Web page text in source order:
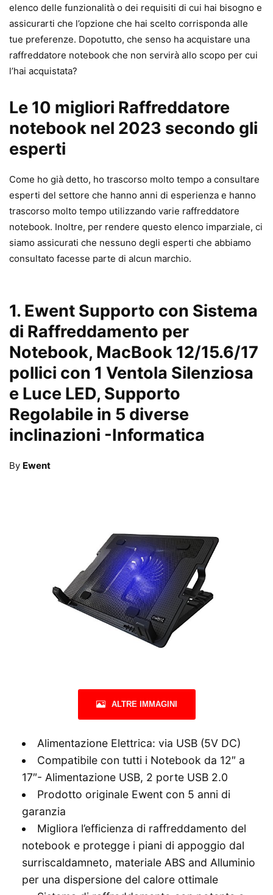
elenco delle funzionalità o dei requisiti di cui hai bisogno e
assicurarti che l’opzione che hai scelto corrisponda alle
tue preferenze. Dopotutto, che senso ha acquistare una
raffreddatore notebook che non servirà allo scopo per cui
l’hai acquistata?
Le 10 migliori Raffreddatore
notebook nel 2023 secondo gli
esperti
Come ho già detto, ho trascorso molto tempo a consultare
esperti del settore che hanno anni di esperienza e hanno
trascorso molto tempo utilizzando varie raffreddatore
notebook. Inoltre, per rendere questo elenco imparziale, ci
siamo assicurati che nessuno degli esperti che abbiamo
consultato facesse parte di alcun marchio.
1. Ewent Supporto con Sistema
di Raffreddamento per
Notebook, MacBook 12/15.6/17
pollici con 1 Ventola Silenziosa
e Luce LED, Supporto
Regolabile in 5 diverse
inclinazioni -Informatica
By Ewent
ALTRE IMMAGINI
Alimentazione Elettrica: via USB (5V DC)
Compatibile con tutti i Notebook da 12″ a
17″- Alimentazione USB, 2 porte USB 2.0
Prodotto originale Ewent con 5 anni di
garanzia
Migliora l’efficienza di raffreddamento del
notebook e protegge i piani di appoggio dal
surriscaldamneto, materiale ABS and Alluminio
per una dispersione del calore ottimale